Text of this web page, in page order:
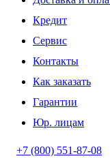
Кредит
Сервис
Контакты
Как заказать
Гарантии
Юр. лицам
+7 (800) 551-87-08